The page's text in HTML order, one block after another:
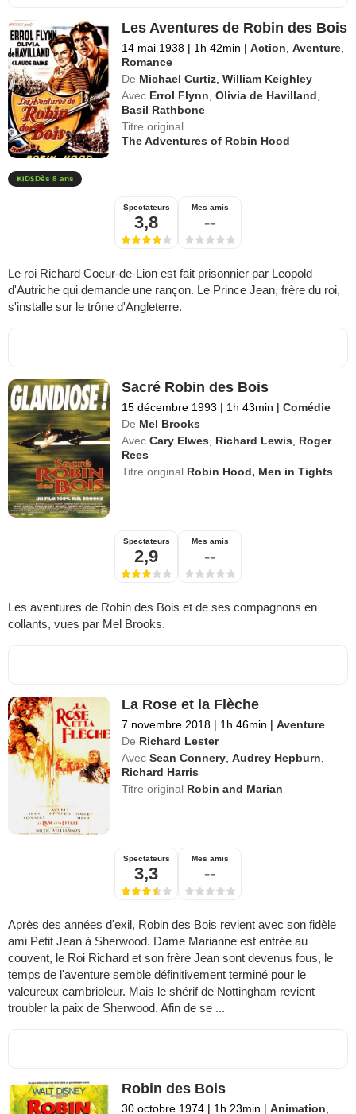
Les Aventures de Robin des Bois
14 mai 1938 | 1h 42min | Action ,Aventure
Romance
De Michael Curtiz ,William Keighley
Avec Errol Flynn ,Olivia de Havilland
Basil Rathbone
Titre original
The Adventures of Robin Hood
Dès 8 ans
Spectateurs
3,8
Mes amis
--
Le roi Richard Coeur-de-Lion est fait prisonnier par Leopold
d'Autriche qui demande une rançon. Le Prince Jean, frère du roi,
s'installe sur le trône d'Angleterre.
Sacré Robin des Bois
15 décembre 1993 | 1h 43min | Comédie
De Mel Brooks
Avec Cary Elwes Richard Lewis
Roger
Rees
Titre original Robin Hood, Men in Tights
Spectateurs
2,9
Mes amis
--
Les aventures de Robin des Bois et de ses compagnons en
collants, vues par Mel Brooks.
La Rose et la Flèche
7 novembre 2018 | 1h 46min | Aventure
De Richard Lester
Avec Sean Connery ,Audrey Hepburn
Richard Harris
Titre original Robin and Marian
Spectateurs
3,3
Mes amis
--
Après des années d'exil, Robin des Bois revient avec son fidèle
ami Petit Jean à Sherwood. Dame Marianne est entrée au
couvent, le Roi Richard et son frère Jean sont devenus fous, le
temps de l'aventure semble définitivement terminé pour le
valeureux cambrioleur. Mais le shérif de Nottingham revient
troubler la paix de Sherwood. Afin de se ...
Robin des Bois
30 octobre 1974 | 1h 23min | Animation